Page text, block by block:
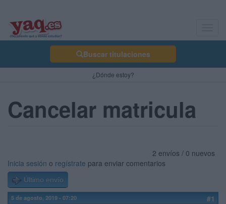
Buscar titulaciones
¿Dónde estoy?
Cancelar matricula
2 envíos / 0 nuevos
Inicia sesión o regístrate para enviar comentarios
Último envío
5 de agosto, 2019 - 07:20 #1